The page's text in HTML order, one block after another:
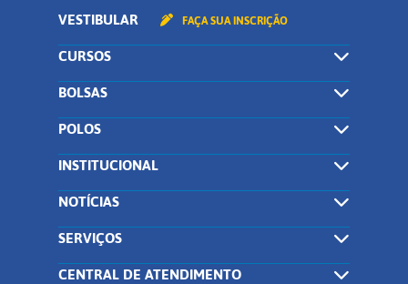
VESTIBULAR FAÇA SUA INSCRIÇÃO
CURSOS
BOLSAS
POLOS
INSTITUCIONAL
NOTÍCIAS
SERVIÇOS
CENTRAL DE ATENDIMENTO